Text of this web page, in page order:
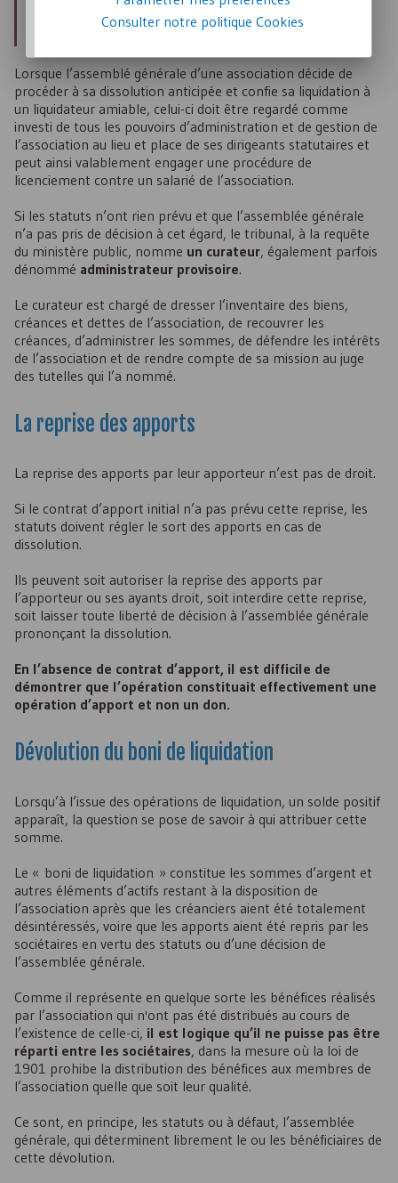
mis en vente à un prix de vente réel correspondant à
Lorsque l’assemblé générale d’une association décide de
procéder à sa dissolution anticipée et confie sa liquidation à
un liquidateur amiable, celui-ci doit être regardé comme
investi de tous les pouvoirs d’administration et de gestion de
l’association au lieu et place de ses dirigeants statutaires et
peut ainsi valablement engager une procédure de
licenciement contre un salarié de l’association.
Si les statuts n’ont rien prévu et que l’assemblée générale
n’a pas pris de décision à cet égard, le tribunal, à la requête
du ministère public, nomme un curateur, également parfois
dénommé administrateur provisoire.
Le curateur est chargé de dresser l’inventaire des biens,
créances et dettes de l’association, de recouvrer les
créances, d’administrer les sommes, de défendre les intérêts
de l’association et de rendre compte de sa mission au juge
des tutelles qui l’a nommé.
La reprise des apports
La reprise des apports par leur apporteur n’est pas de droit.
Si le contrat d’apport initial n’a pas prévu cette reprise, les
statuts doivent régler le sort des apports en cas de
dissolution.
Ils peuvent soit autoriser la reprise des apports par
l’apporteur ou ses ayants droit, soit interdire cette reprise,
soit laisser toute liberté de décision à l’assemblée générale
prononçant la dissolution.
En l’absence de contrat d’apport, il est difficile de
démontrer que l’opération constituait effectivement une
opération d’apport et non un don.
Dévolution du boni de liquidation
Lorsqu’à l’issue des opérations de liquidation, un solde positif
apparaît, la question se pose de savoir à qui attribuer cette
somme.
Le « boni de liquidation » constitue les sommes d’argent et
autres éléments d’actifs restant à la disposition de
l’association après que les créanciers aient été totalement
désintéressés, voire que les apports aient été repris par les
sociétaires en vertu des statuts ou d’une décision de
l’assemblée générale.
Comme il représente en quelque sorte les bénéfices réalisés
par l’association qui n'ont pas été distribués au cours de
l’existence de celle-ci, il est logique qu’il ne puisse pas être
réparti entre les sociétaires, dans la mesure où la loi de
1901 prohibe la distribution des bénéfices aux membres de
l’association quelle que soit leur qualité.
Ce sont, en principe, les statuts ou à défaut, l’assemblée
générale, qui déterminent librement le ou les bénéficiaires de
cette dévolution.
Consulter notre politiqueCookies